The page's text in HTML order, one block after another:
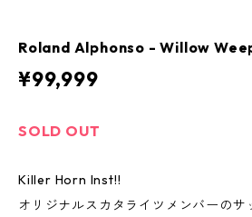
Roland Alphonso - Willow
¥99,999
SOLD OUT
Killer Horn Inst!!
オリジナルスカタライツメンバーの